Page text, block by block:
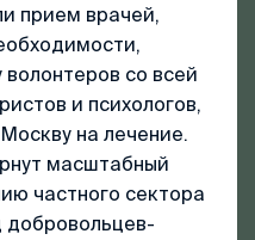
прием врачей,
волонтеров со всей
и психологов,
на лечение.
масштабный
частного сектора
добровольцев-